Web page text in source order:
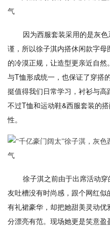
因为西服套装采用的是灰
谨，所以徐子淇内搭休闲款字
的冷漠正规，让造型更亲近自
与T恤形成统一，也保证了穿搭
挺值得我们日常学习，衬衫与高
不过T恤和运动鞋&西服套装的
性。
徐子淇之前由于出席活动
友吐槽没有时尚感，跟个网红
有礼裙豪华，却把她甜美灵动
分漂亮有范。现场她更是笑意